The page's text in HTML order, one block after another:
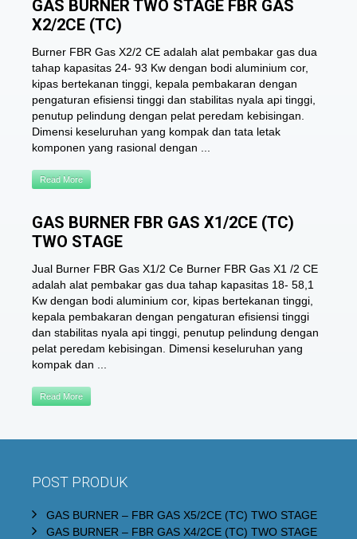
GAS BURNER TWO STAGE FBR GAS
X2/2CE (TC)
Burner FBR Gas X2/2 CE adalah alat pembakar gas dua
tahap kapasitas 24- 93 Kw dengan bodi aluminium cor,
kipas bertekanan tinggi, kepala pembakaran dengan
pengaturan efisiensi tinggi dan stabilitas nyala api tinggi,
penutup pelindung dengan pelat peredam kebisingan.
Dimensi keseluruhan yang kompak dan tata letak
komponen yang rasional dengan ...
Read More
GAS BURNER FBR GAS X1/2CE (TC)
TWO STAGE
Jual Burner FBR Gas X1/2 Ce Burner FBR Gas X1 /2 CE
adalah alat pembakar gas dua tahap kapasitas 18- 58,1
Kw dengan bodi aluminium cor, kipas bertekanan tinggi,
kepala pembakaran dengan pengaturan efisiensi tinggi
dan stabilitas nyala api tinggi, penutup pelindung dengan
pelat peredam kebisingan. Dimensi keseluruhan yang
kompak dan ...
Read More
POST PRODUK
GAS BURNER – FBR GAS X5/2CE (TC) TWO STAGE
GAS BURNER – FBR GAS X4/2CE (TC) TWO STAGE